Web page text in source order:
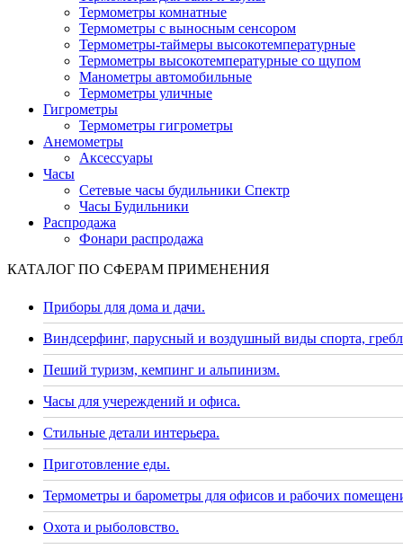
Термометры комнатные
Термометры с выносным сенсором
Термометры-таймеры высокотемпературные
Термометры высокотемпературные со щупом
Манометры автомобильные
Термометры уличные
Гигрометры
Термометры гигрометры
Анемометры
Аксессуары
Часы
Сетевые часы будильники Спектр
Часы Будильники
Распродажа
Фонари распродажа
КАТАЛОГ ПО СФЕРАМ ПРИМЕНЕНИЯ
Приборы для дома и дачи.
Виндсерфинг, парусный и воздушный виды спорта,
Пеший туризм, кемпинг и альпинизм.
Часы для учереждений и офиса.
Стильные детали интерьера.
Приготовление еды.
Термометры и барометры для офисов и рабочих
Охота и рыболовство.